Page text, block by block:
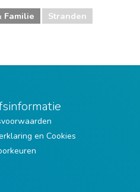
Familie Stranden
en Cookies